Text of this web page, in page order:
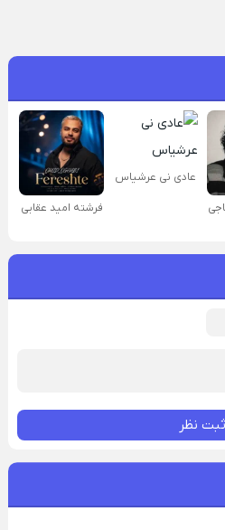
عادی نی عرشیاس
فرشته امید عقابی
ثبت نظر